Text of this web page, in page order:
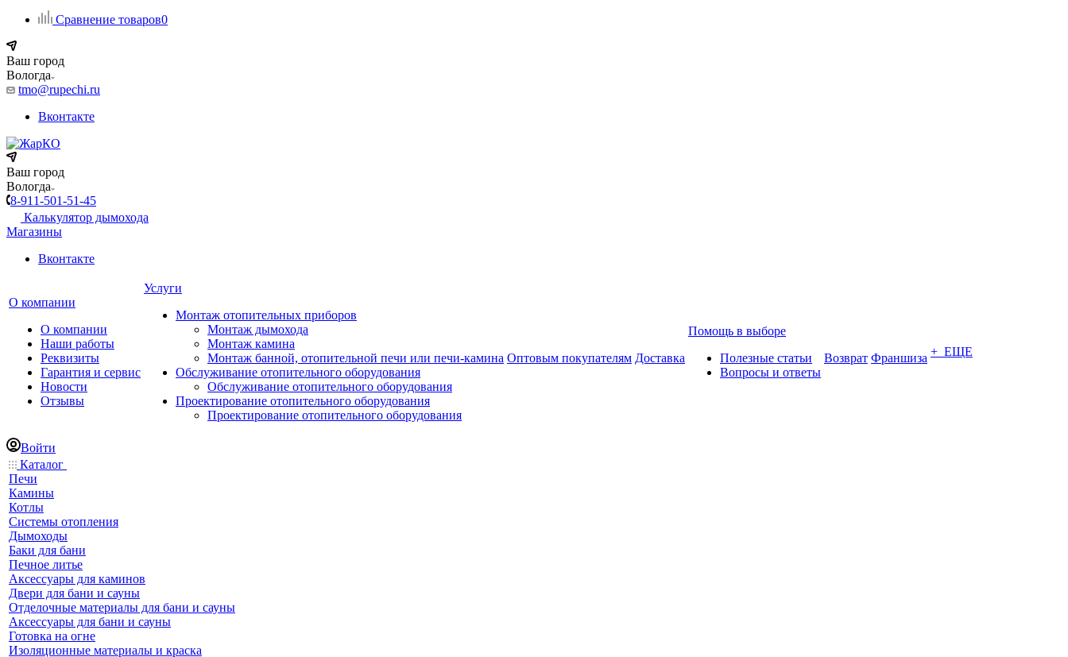
Сравнение товаров0
Ваш город
Вологда
tmo@rupechi.ru
Вконтакте
Ваш город
Вологда
8-911-501-51-45
Калькулятор дымохода
Магазины
Вконтакте
О компании
О компании
Наши работы
Реквизиты
Гарантия и сервис
Новости
Отзывы
Услуги
Монтаж отопительных приборов
Монтаж дымохода
Монтаж камина
Монтаж банной, отопительной печи или печи-камина
Обслуживание отопительного оборудования
Обслуживание отопительного оборудования
Проектирование отопительного оборудования
Проектирование отопительного оборудования
Оптовым покупателям Доставка
Помощь в выборе
Полезные статьи
Вопросы и ответы
Возврат Франшиза + ЕЩЕ
Войти
Каталог
Печи
Камины
Котлы
Системы отопления
Дымоходы
Баки для бани
Печное литье
Аксессуары для каминов
Двери для бани и сауны
Отделочные материалы для бани и сауны
Аксессуары для бани и сауны
Готовка на огне
Изоляционные материалы и краска